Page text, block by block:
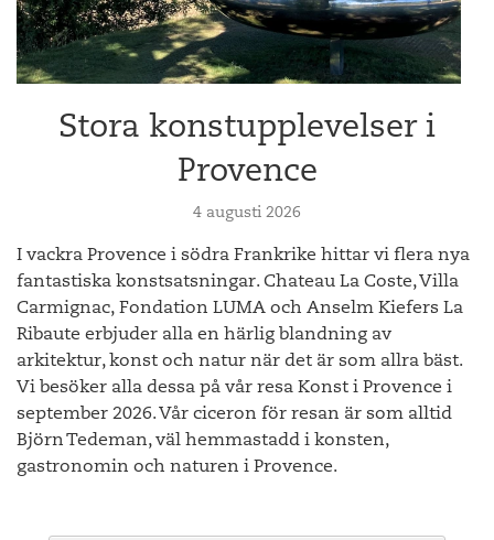
Stora konstupplevelser i
Provence
4 augusti 2026
I vackra Provence i södra Frankrike hittar vi flera nya
fantastiska konstsatsningar. Chateau La Coste, Villa
Carmignac, Fondation LUMA och Anselm Kiefers La
Ribaute erbjuder alla en härlig blandning av
arkitektur, konst och natur när det är som allra bäst.
Vi besöker alla dessa på vår resa Konst i Provence i
september 2026. Vår ciceron för resan är som alltid
Björn Tedeman, väl hemmastadd i konsten,
gastronomin och naturen i Provence.